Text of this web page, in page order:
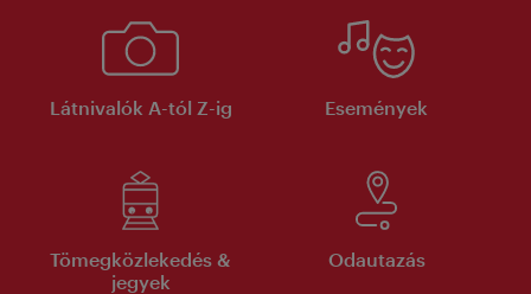
Látnivalók A-tól Z-ig Események
Tömegközlekedés &
jegyek
Odautazás